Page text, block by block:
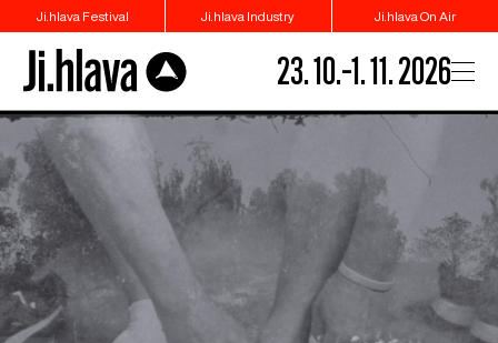
Ji.hlava Festival Ji.hlava Industry Ji.hlava On Air
23. 10.–1. 11. 2026